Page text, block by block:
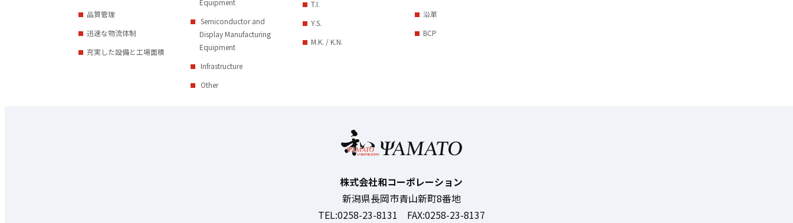
品質管理
迅速な物流体制
充実した設備と工場面積
Semiconductor and
Display Manufacturing
Equipment
Infrastructure
Other
T.I.
Y.S.
M.K. / K.N.
沿革
BCP
株式会社和コーポレーション
新潟県長岡市青山新町8番地
TEL:0258-23-8131 FAX:0258-23-8137